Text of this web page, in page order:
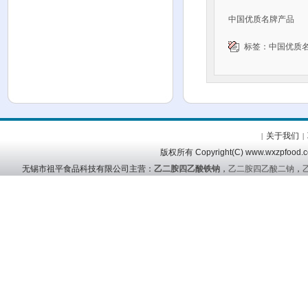
中国优质名牌产品
标签： 中国优质
版权所有 Copyright(C)
无锡市祖平食品科技有限公司主营： 乙二胺四乙酸铁钠， 乙二胺四乙酸二钠，
| 关于我们 |